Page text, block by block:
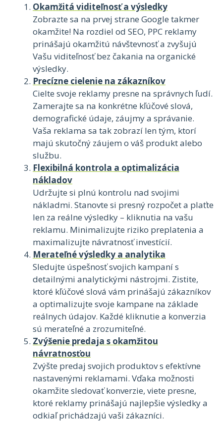
Okamžitá viditeľnosť a výsledky
Zobrazte sa na prvej strane Google takmer
okamžite! Na rozdiel od SEO, PPC reklamy
prinášajú okamžitú návštevnosť a zvyšujú
Vašu viditeľnosť bez čakania na organické
výsledky.
Precízne cielenie na zákazníkov
Cielte svoje reklamy presne na správnych ľudí.
Zamerajte sa na konkrétne kľúčové slová,
demografické údaje, záujmy a správanie.
Vaša reklama sa tak zobrazí len tým, ktorí
majú skutočný záujem o váš produkt alebo
službu.
Flexibilná kontrola a optimalizácia
nákladov
Udržujte si plnú kontrolu nad svojimi
nákladmi. Stanovte si presný rozpočet a plaťte
len za reálne výsledky – kliknutia na vašu
reklamu. Minimalizujte riziko preplatenia a
maximalizujte návratnosť investícií.
Merateľné výsledky a analytika
Sledujte úspešnosť svojich kampaní s
detailnými analytickými nástrojmi. Zistite,
ktoré kľúčové slová vám prinášajú zákazníkov
a optimalizujte svoje kampane na základe
reálnych údajov. Každé kliknutie a konverzia
sú merateľné a zrozumiteľné.
Zvýšenie predaja s okamžitou
návratnosťou
Zvýšte predaj svojich produktov s efektívne
nastavenými reklamami. Vďaka možnosti
okamžite sledovať konverzie, viete presne,
ktoré reklamy prinášajú najlepšie výsledky a
odkiaľ prichádzajú vaši zákazníci.